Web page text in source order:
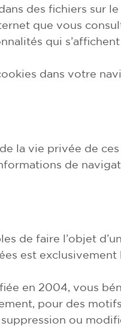
des fichiers sur
que vous
qui
dans votre
la vie privée de
de
de faire l’objet
est exclusivement
en 2004, vous
pour des
ou